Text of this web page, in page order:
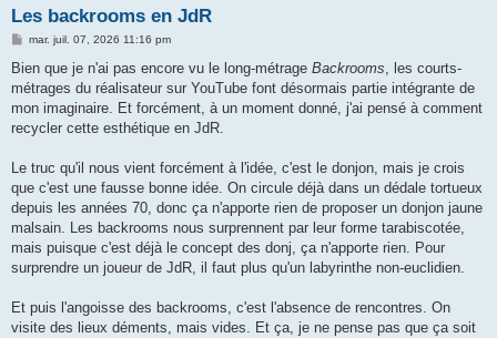
Les backrooms en JdR
M
s
a
g
mar. juil. 07, 2026 11:16 pm
Bien que je n'ai pas encore vu le long-métrage Backrooms, les courts-
métrages du réalisateur sur YouTube font désormais partie intégrante de
mon imaginaire. Et forcément, à un moment donné, j'ai pensé à comment
recycler cette esthétique en JdR.
Le truc qu'il nous vient forcément à l'idée, c'est le donjon, mais je crois
que c'est une fausse bonne idée. On circule déjà dans un dédale tortueux
depuis les années 70, donc ça n'apporte rien de proposer un donjon jaune
malsain. Les backrooms nous surprennent par leur forme tarabiscotée,
mais puisque c'est déjà le concept des donj, ça n'apporte rien. Pour
surprendre un joueur de JdR, il faut plus qu'un labyrinthe non-euclidien.
Et puis l'angoisse des backrooms, c'est l'absence de rencontres. On
visite des lieux déments, mais vides. Et ça, je ne pense pas que ça soit